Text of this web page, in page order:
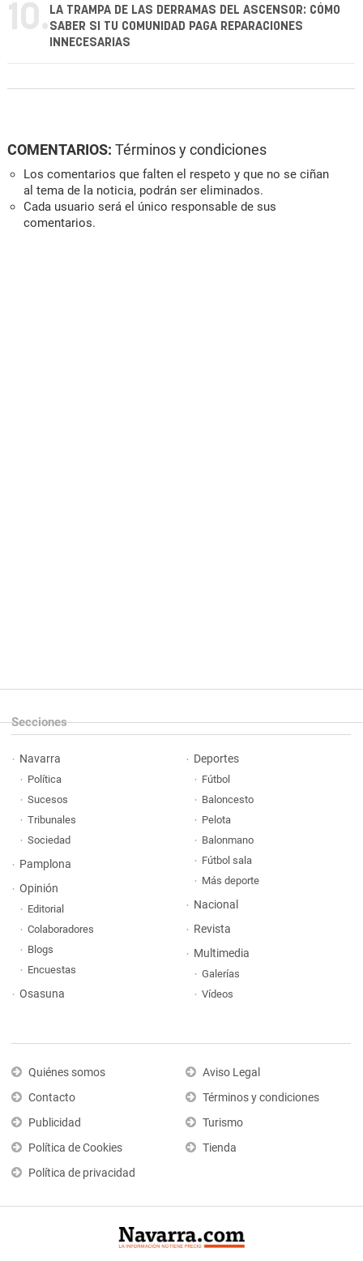
10. LA TRAMPA DE LAS DERRAMAS DEL ASCENSOR: CÓMO
SABER SI TU COMUNIDAD PAGA REPARACIONES
INNECESARIAS
COMENTARIOS: Términos y condiciones
Los comentarios que falten el respeto y que no se ciñan
al tema de la noticia, podrán ser eliminados.
Cada usuario será el único responsable de sus
comentarios.
Secciones
Navarra
Política
Sucesos
Tribunales
Sociedad
Pamplona
Opinión
Editorial
Colaboradores
Blogs
Encuestas
Osasuna
Deportes
Fútbol
Baloncesto
Pelota
Balonmano
Fútbol sala
Más deporte
Nacional
Revista
Multimedia
Galerías
Vídeos
Quiénes somos
Contacto
Publicidad
Política de Cookies
Política de privacidad
Aviso Legal
Términos y condiciones
Turismo
Tienda